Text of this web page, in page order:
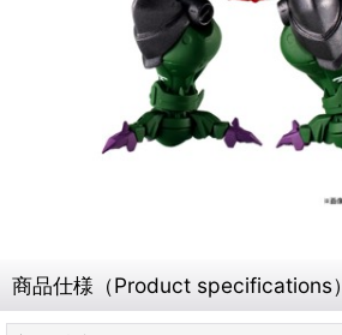
商品仕様（Product specifications）